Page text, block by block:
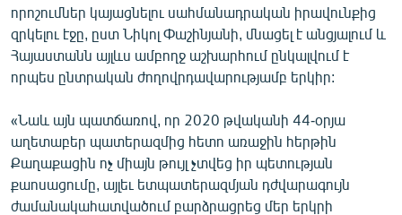
«Ազատության» բոլոր կայքերը
որոշումներ կայացնելու սահմանադրական իրավունքից
զրկելու էջը, ըստ Նիկոլ Փաշինյանի, մնացել է անցյալում և
Հայաստանն այլևս ամբողջ աշխարհում ընկալվում է
որպես ընտրական ժողովրդավարությամբ երկիր:
«Նաև այն պատճառով, որ 2020 թվականի 44-օրյա
աղետաբեր պատերազմից հետո առաջին հերթին
Քաղաքացին ոչ միայն թույլ չտվեց իր պետության
քաոսացումը, այլեւ ետպատերազմյան դժվարագույն
ժամանակահատվածում բարձրացրեց մեր երկրի